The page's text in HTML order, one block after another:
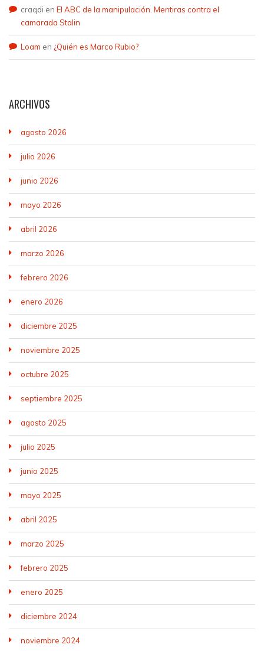
craqdi en El ABC de la manipulación. Mentiras contra el
camarada Stalin
Loam en ¿Quién es Marco Rubio?
ARCHIVOS
agosto 2026
julio 2026
junio 2026
mayo 2026
abril 2026
marzo 2026
febrero 2026
enero 2026
diciembre 2025
noviembre 2025
octubre 2025
septiembre 2025
agosto 2025
julio 2025
junio 2025
mayo 2025
abril 2025
marzo 2025
febrero 2025
enero 2025
diciembre 2024
noviembre 2024